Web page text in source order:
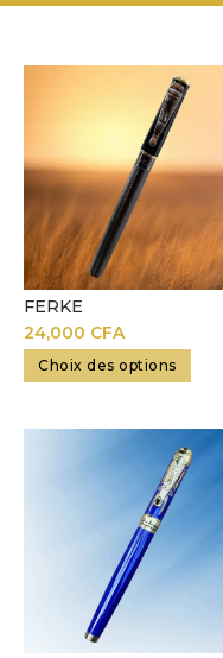
FERKE
24,000 CFA
Choix des options